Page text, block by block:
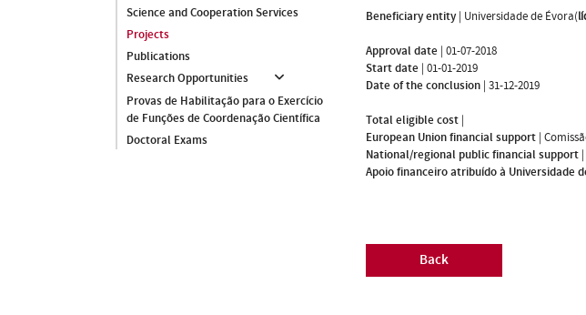
Science and Cooperation Services
Projects
Publications
Research Opportunities
Provas de Habilitação para o Exercício
de Funções de Coordenação Científica
Doctoral Exams
Beneficiary entity| Universidade de Évora(
Approval date | 01-07-2018
Start date | 01-01-2019
Date of the conclusion | 31-12-2019
Total eligible cost |
European Union financial support |
National/regional public financial support |
Apoio financeiro atribuído à Universidade
Back